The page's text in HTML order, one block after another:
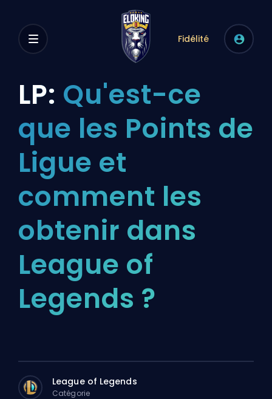
Fidélité
LP: Qu'est-ce
que les Points de
Ligue et
comment les
obtenir dans
League of
Legends ?
League of Legends
Catégorie